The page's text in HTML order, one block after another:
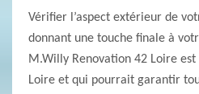
Vérifier l’aspect extérieur de
donnant une touche finale à
M.Willy Renovation 42 Loire
Loire et qui pourrait garantir